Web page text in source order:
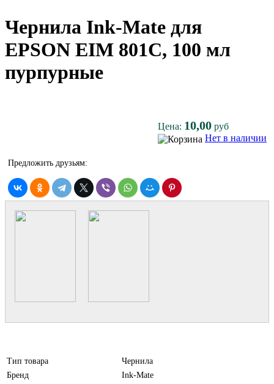
Чернила Ink-Mate для
EPSON EIM 801C, 100 мл
пурпурные
Цена: 10,00 руб
Нет в наличии
Предложить друзьям:
Тип товара
Чернила
Бренд
Ink-Mate